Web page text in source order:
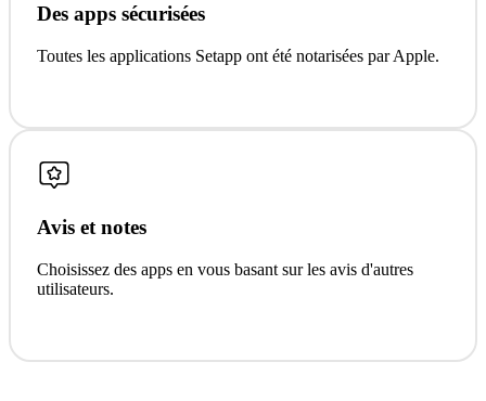
Des apps sécurisées
Toutes les applications Setapp ont été notarisées par Apple.
Avis et notes
Choisissez des apps en vous basant sur les avis d'autres
utilisateurs.